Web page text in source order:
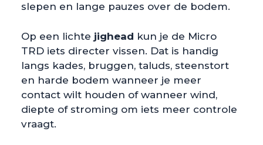
slepen en lange pauzes over de bodem.
Op een lichte jighead kun je de Micro
TRD iets directer vissen. Dat is handig
langs kades, bruggen, taluds, steenstort
en harde bodem wanneer je meer
contact wilt houden of wanneer wind,
diepte of stroming om iets meer controle
vraagt.